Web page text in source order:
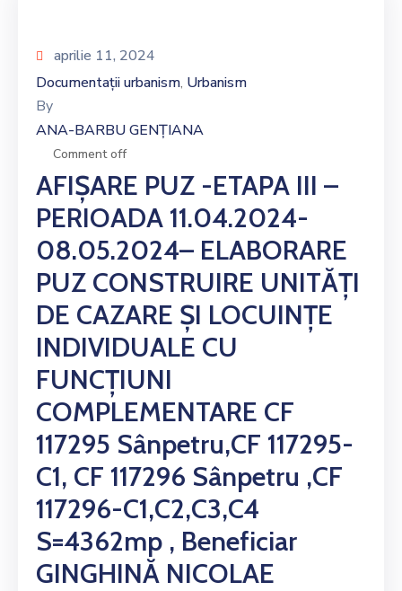
aprilie 11, 2024
Documentații urbanism‚ Urbanism
By
ANA-BARBU GENȚIANA
Comment off
AFIȘARE PUZ -ETAPA III –
PERIOADA 11.04.2024-
08.05.2024– ELABORARE
PUZ CONSTRUIRE UNITĂȚI
DE CAZARE ȘI LOCUINȚE
INDIVIDUALE CU
FUNCȚIUNI
COMPLEMENTARE CF
117295 Sânpetru,CF 117295-
C1, CF 117296 Sânpetru ,CF
117296-C1,C2,C3,C4
S=4362mp , Beneficiar
GINGHINĂ NICOLAE